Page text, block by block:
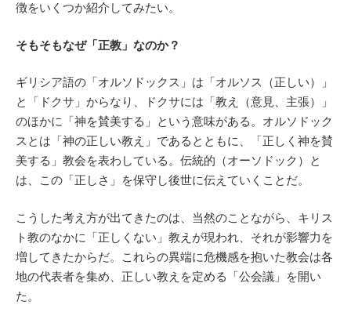
徴をいくつか紹介してみたい。
そもそもなぜ「正教」なのか？
ギリシア語の「オルソドックス」は「オルソス（正しい）」
と「ドクサ」からなり、ドクサには「教え（意見、主張）」
のほかに「神を賛美する」という意味がある。オルソドック
スとは「神の正しい教え」であるとともに、「正しく神を賛
美する」教会を表わしている。伝統的（オーソドック）と
は、この「正しさ」を保守し後世に伝えていくことだ。
こうした考え方が出てきたのは、当然のことながら、キリス
ト教のなかに「正しくない」教えが現われ、それが影響力を
増してきたからだ。これらの異端に危機感を抱いた教会は各
地の代表者を集め、正しい教えを定める「公会議」を開い
た。